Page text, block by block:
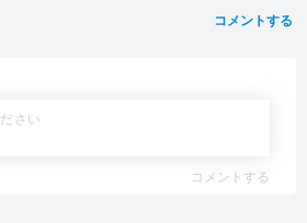
コメントする
コメントする